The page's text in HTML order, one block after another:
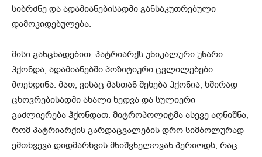
სიბრძნე და ადამიანებისადმი განსაკუთრებული
დამოკიდებულება.
მისი განცხადებით, პატრიარქს უნიკალური უნარი
ჰქონდა, ადამიანებში პოზიტიური ცვლილებები
მოეხდინა. მათ, ვისაც მასთან შეხება ჰქონია, ხშირად
ცხოვრებისადმი ახალი ხედვა და სულიერი
გაძლიერება ჰქონდათ. მიტროპოლიტმა ასევე აღნიშნა,
რომ პატრიარქის გარდაცვალების დრო სიმბოლურად
ემთხვევა დიდმარხვის მნიშვნელოვან პერიოდს, რაც